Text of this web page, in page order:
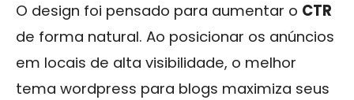
O design foi pensado para aumentar o CTR
de forma natural. Ao posicionar os anúncios
em locais de alta visibilidade, o melhor
tema wordpress para blogs maximiza seus